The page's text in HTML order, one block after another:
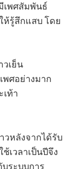
เพศสัมพันธ์
ห้รู้สึกแสบ โดย
เย็น
พศอย่างมาก
ท้า
วหลังจากได้รับ
เวลาเป็นปีจึง
ระบบการ